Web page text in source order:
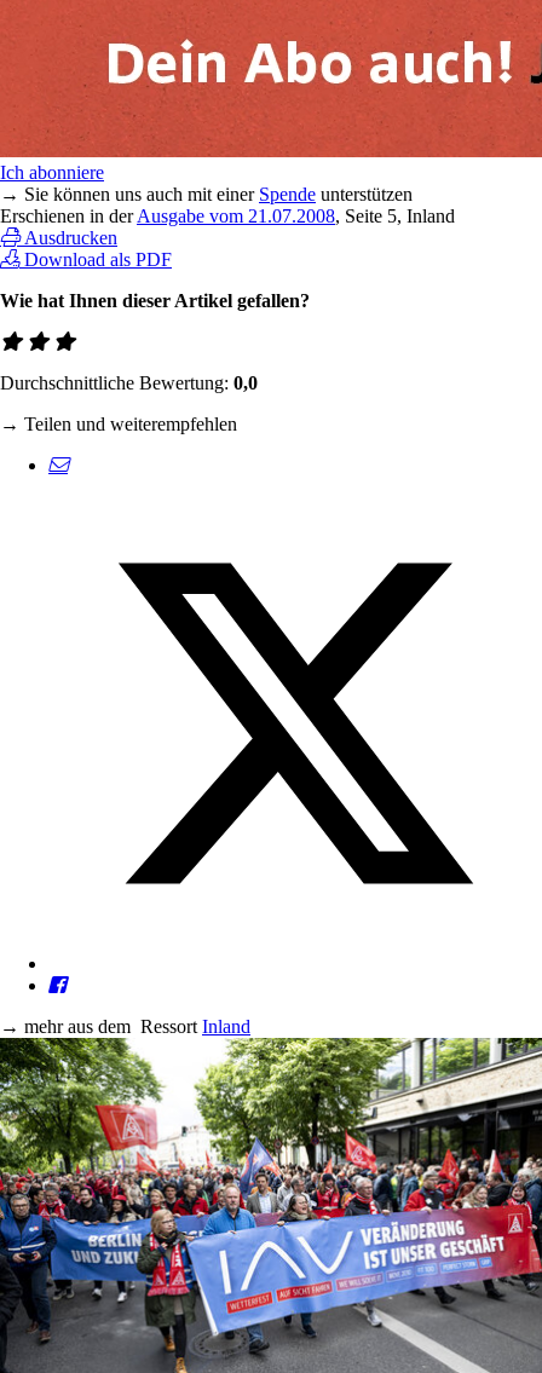
Ich abonniere
→ Sie können uns auch mit einer Spende unterstützen
Erschienen in derAusgabe vom 21.07.2008, Seite 5, Inland
Ausdrucken
Download als PDF
Wie hat Ihnen dieser Artikel gefallen?
Durchschnittliche Bewertung: 0,0
→ Teilen und weiterempfehlen
→ mehr aus dem Ressort Inland